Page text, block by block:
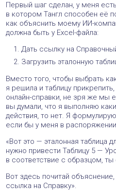
Первый шаг сделан, у меня
в котором Тангл способен её
как объяснить моему ИИ-
должна быть у Excel-файла:
Дать ссылку на
Загрузить эталонную
Вместо того, чтобы выбрать
я решила и таблицу
онлайн-справки, не зря же мы
вы думали, что я выполняю
действия, то нет. Я
если бы у меня в
«Вот это — эталонная таблица
нужно привести Таблицу 5 —
в соответствие с образцом,
Вот здесь почитай объяснение,
ссылка на Справку».